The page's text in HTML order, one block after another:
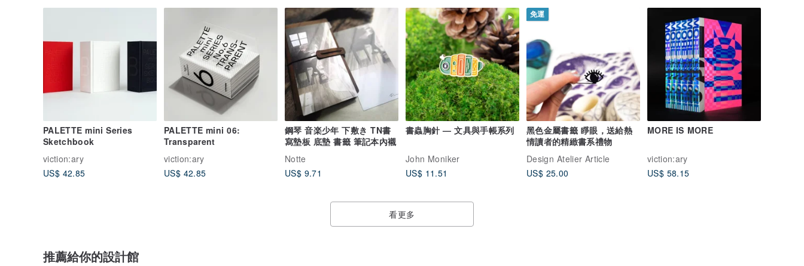
PALETTE mini Series
Sketchbook
viction:ary
US$ 42.85
PALETTE mini 06:
Transparent
viction:ary
US$ 42.85
鋼琴 音楽少年 下敷き TN書
寫墊板 底墊 書籤 筆記本內襯
Notte
US$ 9.71
書蟲胸針 — 文具與手帳系列
John Moniker
US$ 11.51
免運
黑色金屬書籤 睜眼，送給熱
情讀者的精緻書系禮物
Design Atelier Article
US$ 25.00
MORE IS MORE
viction:ary
US$ 58.15
看更多
推薦給你的設計館